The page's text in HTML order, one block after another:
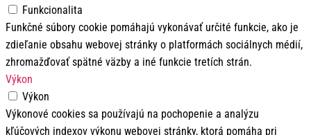
Funkcionalita
Funkčné súbory cookie pomáhajú vykonávať určité funkcie, ako je
zdieľanie obsahu webovej stránky o platformách sociálnych médií,
zhromažďovať spätné väzby a iné funkcie tretích strán.
Výkon
Výkon
Výkonové cookies sa používajú na pochopenie a analýzu
kľúčových indexov výkonu webovej stránky, ktorá pomáha pri